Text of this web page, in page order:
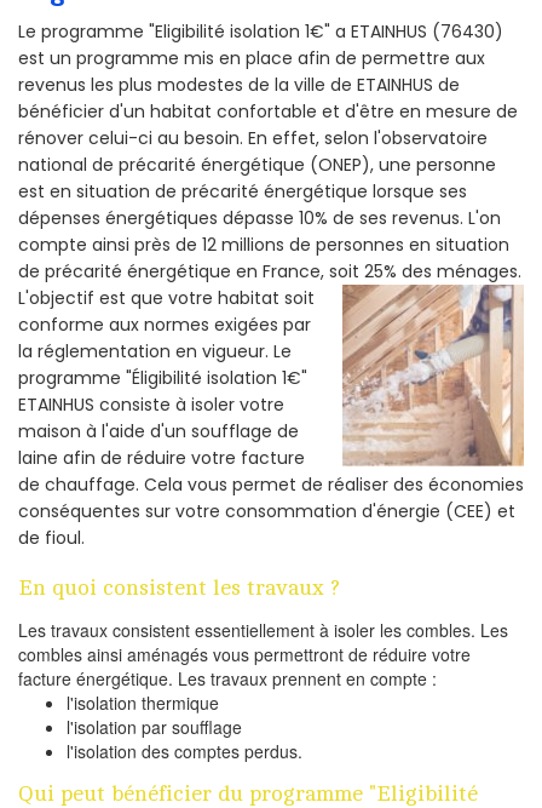
Le programme "Eligibilité isolation 1€" a ETAINHUS (76430)
est un programme mis en place afin de permettre aux
revenus les plus modestes de la ville de ETAINHUS de
bénéficier d'un habitat confortable et d'être en mesure de
rénover celui-ci au besoin. En effet, selon l'observatoire
national de précarité énergétique (ONEP), une personne
est en situation de précarité énergétique lorsque ses
dépenses énergétiques dépasse 10% de ses revenus. L'on
compte ainsi près de 12 millions de personnes en situation
de précarité énergétique en France, soit 25% des ménages.
L'objectif est que votre habitat soit
conforme aux normes exigées par
la réglementation en vigueur. Le
programme "Éligibilité isolation 1€"
ETAINHUS consiste à isoler votre
maison à l'aide d'un soufflage de
laine afin de réduire votre facture
de chauffage. Cela vous permet de réaliser des économies
conséquentes sur votre consommation d'énergie (CEE) et
de fioul.
En quoi consistent les travaux ?
Les travaux consistent essentiellement à isoler les combles. Les
combles ainsi aménagés vous permettront de réduire votre
facture énergétique. Les travaux prennent en compte :
l'isolation thermique
l'isolation par soufflage
l'isolation des comptes perdus.
Qui peut bénéficier du programme "Eligibilité